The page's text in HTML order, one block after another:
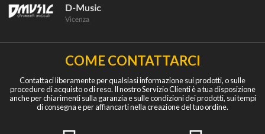
COME CONTATTARCI
Contattaci liberamente per qualsiasi informazione sui prodotti, o sulle
procedure di acquisto o di reso. Il nostro Servizio Clienti è a tua disposizione
anche per chiarimenti sulla garanzia e sulle condizioni dei prodotti, sui tempi
di consegna e per affiancarti nella creazione del tuo ordine.